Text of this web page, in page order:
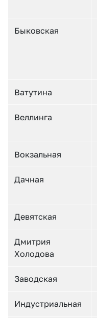
Быковская
Ватутина
Веллинга
Вокзальная
Дачная
Девятская
Дмитрия
Холодова
Заводская
Индустриальная